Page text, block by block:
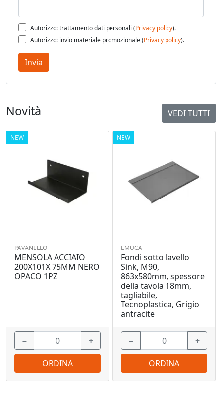
Autorizzo: trattamento dati personali (Privacy policy).
Autorizzo: invio materiale promozionale (Privacy policy).
Invia
Novità VEDI TUTTI
NEW
PAVANELLO
MENSOLA ACCIAIO
200X101X 75MM NERO
OPACO 1PZ
− +
ORDINA
NEW
EMUCA
Fondi sotto lavello
Sink, M90,
863x580mm, spessore
della tavola 18mm,
tagliabile,
Tecnoplastica, Grigio
antracite
− +
ORDINA